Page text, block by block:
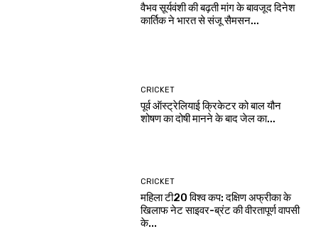
वैभव सूर्यवंशी की बढ़ती मांग के बावजूद दिनेश
कार्तिक ने भारत से संजू सैमसन...
CRICKET
पूर्व ऑस्ट्रेलियाई क्रिकेटर को बाल यौन
शोषण का दोषी मानने के बाद जेल का...
CRICKET
महिला टी20 विश्व कप: दक्षिण अफ्रीका के
खिलाफ नेट साइवर-ब्रंट की वीरतापूर्ण वापसी
के...